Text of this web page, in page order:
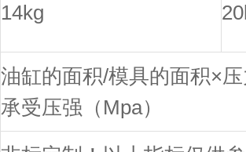
14kg
油缸的面积/模具的面积×
承受压强（Mpa）